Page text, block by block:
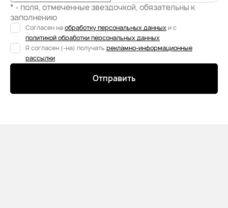
* - поля, отмеченные звездочкой, обязательны к
заполнению
Согласен наобработку персональных данных и с
политикой обработки персональных данных
Я согласен (-на) получать рекламно-информационные
рассылки
Отправить